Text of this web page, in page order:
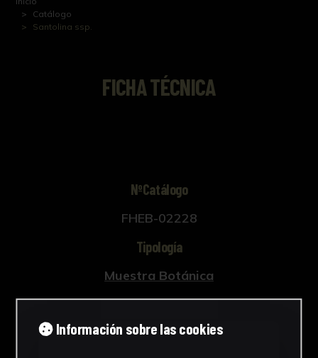
Catálogo
Santolina ssp.
FICHA TÉCNICA
NºCatálogo
FHEB-02228
Tipología
Muestra Botánica
Cronología
SF
Información sobre las cookies